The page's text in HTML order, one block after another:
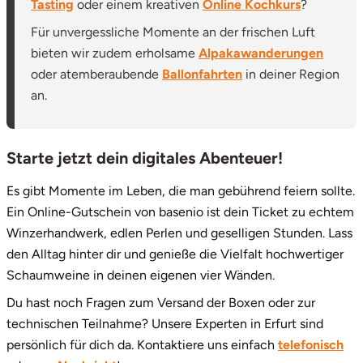
Tasting oder einem kreativen Online Kochkurs?
Für unvergessliche Momente an der frischen Luft
bieten wir zudem erholsame Alpakawanderungen
oder atemberaubende Ballonfahrten in deiner Region
an.
Starte jetzt dein digitales Abenteuer!
Es gibt Momente im Leben, die man gebührend feiern sollte.
Ein Online-Gutschein von basenio ist dein Ticket zu echtem
Winzerhandwerk, edlen Perlen und geselligen Stunden. Lass
den Alltag hinter dir und genieße die Vielfalt hochwertiger
Schaumweine in deinen eigenen vier Wänden.
Du hast noch Fragen zum Versand der Boxen oder zur
technischen Teilnahme? Unsere Experten in Erfurt sind
persönlich für dich da. Kontaktiere uns einfach telefonisch
Zwickau
Öhringen